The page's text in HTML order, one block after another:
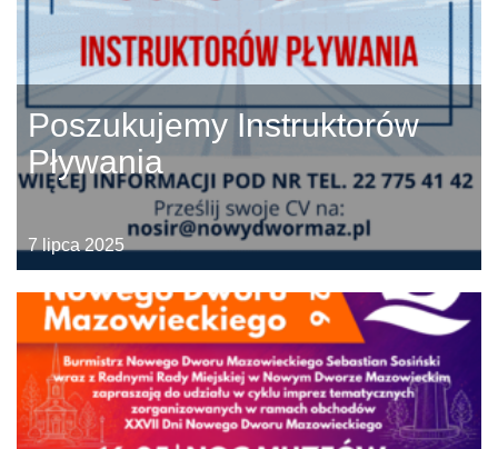
Poszukujemy Instruktorów
Pływania
7 lipca 2025